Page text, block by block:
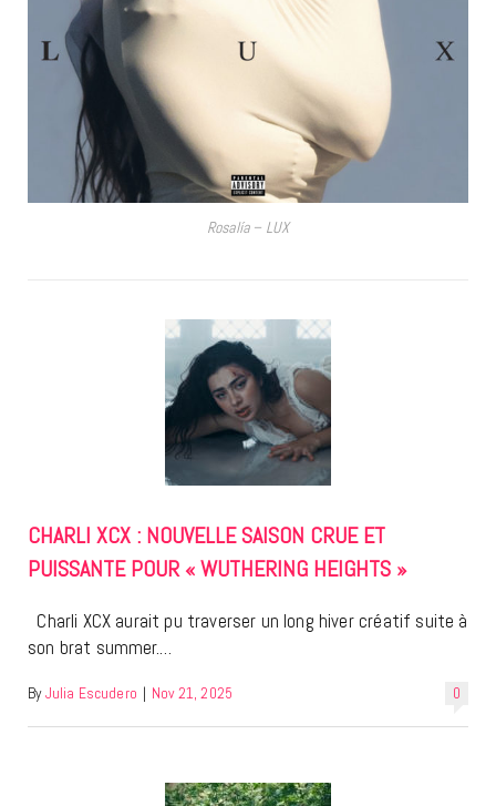
Rosalía – LUX
CHARLI XCX : NOUVELLE SAISON CRUE ET
PUISSANTE POUR « WUTHERING HEIGHTS »
Charli XCX aurait pu traverser un long hiver créatif suite à
son brat summer.…
0
By Julia Escudero | Nov 21, 2025